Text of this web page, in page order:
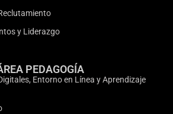
y Liderazgo
PEDAGOGÍA
Entorno en Línea y Aprendizaje